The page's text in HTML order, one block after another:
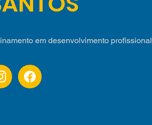
em desenvolvimento